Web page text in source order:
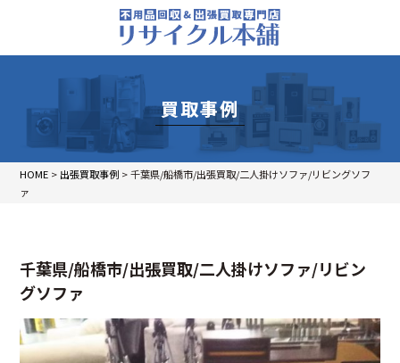
買取事例
HOME > 出張買取事例 >千葉県/船橋市/出張買取/二人掛けソファ/リビングソフ
ァ
千葉県/船橋市/出張買取/二人掛けソファ/リビン
グソファ